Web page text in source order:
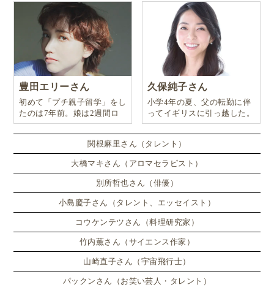
豊田エリーさん
初めて「プチ親子留学」をし
たのは7年前。娘は2週間ロ
ンドンのサマースクールに通
い、英語劇に挑戦したり、
久保純子さん
小学4年の夏、父の転勤に伴
ってイギリスに引っ越した。
関根麻里さん（タレント）
大橋マキさん（アロマセラピスト）
別所哲也さん（俳優）
小島慶子さん（タレント、エッセイスト）
コウケンテツさん（料理研究家）
竹内薫さん（サイエンス作家）
山崎直子さん（宇宙飛行士）
パックンさん（お笑い芸人・タレント）